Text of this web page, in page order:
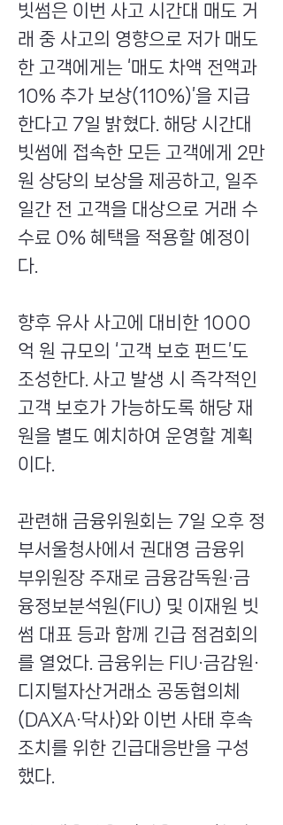
빗썸은 이번 사고 시간대 매도 거
래 중 사고의 영향으로 저가 매도
한 고객에게는 ‘매도 차액 전액과
10% 추가 보상(110%)’을 지급
한다고 7일 밝혔다. 해당 시간대
빗썸에 접속한 모든 고객에게 2만
원 상당의 보상을 제공하고, 일주
일간 전 고객을 대상으로 거래 수
수료 0% 혜택을 적용할 예정이
다.
향후 유사 사고에 대비한 1000
억 원 규모의 ‘고객 보호 펀드’도
조성한다. 사고 발생 시 즉각적인
고객 보호가 가능하도록 해당 재
원을 별도 예치하여 운영할 계획
이다.
관련해 금융위원회는 7일 오후 정
부서울청사에서 권대영 금융위
부위원장 주재로 금융감독원·금
융정보분석원(FIU) 및 이재원 빗
썸 대표 등과 함께 긴급 점검회의
를 열었다. 금융위는 FIU·금감원·
디지털자산거래소 공동협의체
(DAXA·닥사)와 이번 사태 후속
조치를 위한 긴급대응반을 구성
했다.